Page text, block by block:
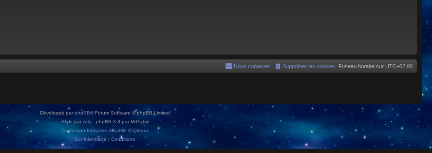
Fuseau horaire sur UTC+02:00
Supprimer les cookies
Nous contacter
Développé parphpBB® Forum Software © phpBB Limited
Style par Arty - phpBB 3.3 par MrGaby
Traduction française officielle ©Qiaeru
Confidentialité | Conditions